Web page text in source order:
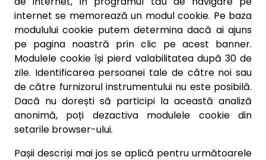
internet se memorează un modul cookie. Pe baza
modulului cookie putem determina dacă ai ajuns
pe pagina noastră prin clic pe acest banner.
Modulele cookie își pierd valabilitatea după 30 de
zile. Identificarea persoanei tale de către noi sau
de către furnizorul instrumentului nu este posibilă.
Dacă nu dorești să participi la această analiză
anonimă, poți dezactiva modulele cookie din
setarile browser-ului.
Pașii descriși mai jos se aplică pentru următoarele